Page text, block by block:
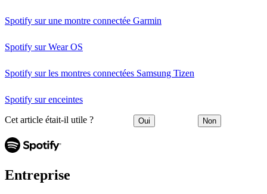
Spotify sur une montre connectée Garmin
Spotify sur Wear OS
Spotify sur les montres connectées Samsung Tizen
Spotify sur enceintes
Cet article était-il utile ? Oui Non
Entreprise